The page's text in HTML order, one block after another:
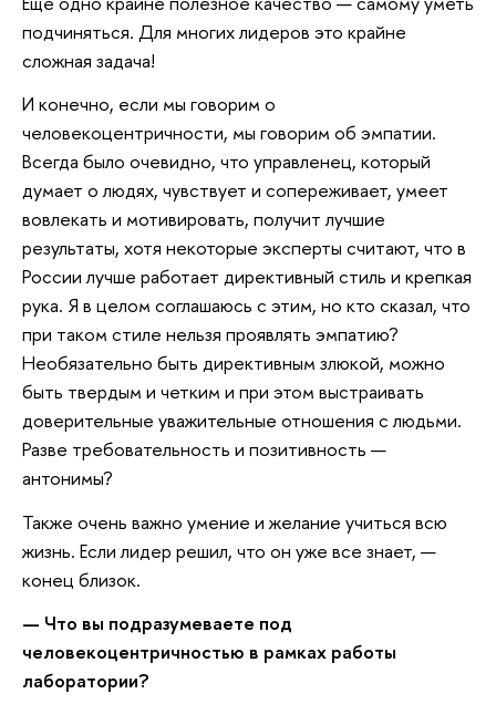
подчиняться. Для многих лидеров это крайне
сложная задача!
И конечно, если мы говорим о
человекоцентричности, мы говорим об эмпатии.
Всегда было очевидно, что управленец, который
думает о людях, чувствует и сопереживает, умеет
вовлекать и мотивировать, получит лучшие
результаты, хотя некоторые эксперты считают, что в
России лучше работает директивный стиль и крепкая
рука. Я в целом соглашаюсь с этим, но кто сказал, что
при таком стиле нельзя проявлять эмпатию?
Необязательно быть директивным злюкой, можно
быть твердым и четким и при этом выстраивать
доверительные уважительные отношения с людьми.
Разве требовательность и позитивность —
антонимы?
Также очень важно умение и желание учиться всю
жизнь. Если лидер решил, что он уже все знает, —
конец близок.
— Что вы подразумеваете под
человекоцентричностью в рамках работы
лаборатории?